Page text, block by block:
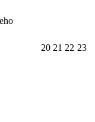
20 21 22 23